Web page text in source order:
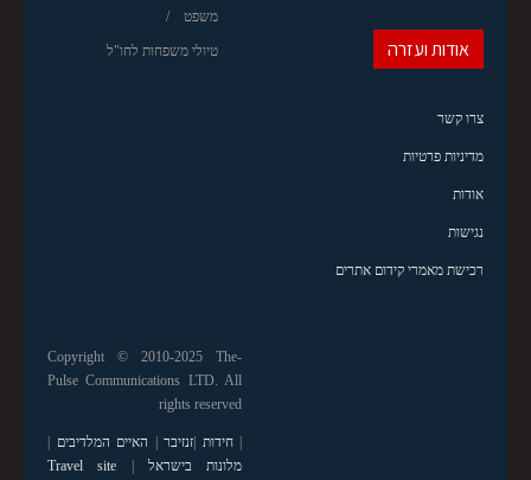
משפט
טיולי משפחות לחו"ל אודות ועזרה
צרו קשר
מדיניות פרטיות
אודות
נגישות
רכישת מאמרי קידום אתרים
Copyright © 2010-2025 The-
Pulse Communications LTD. All
rights reserved
|חידות זנזיבר האיים המלדיבים
מלונות בישראל
Travel site